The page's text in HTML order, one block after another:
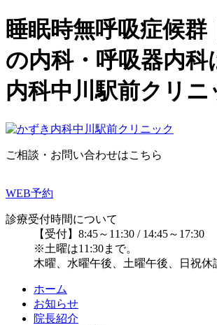
睡眠時無呼吸症候群
の内科・呼吸器内科
内科中川駅前クリニ
ご相談・お問い合わせはこちら
WEB予約
診療受付時間について
【受付】8:45～11:30 / 14:45～17:30
※土曜は11:30まで。
木曜、水曜午後、土曜午後、日祝休
ホーム
お知らせ
院長紹介